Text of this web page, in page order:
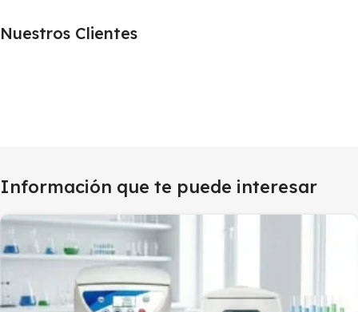
Nuestros Clientes
Información que te puede interesar